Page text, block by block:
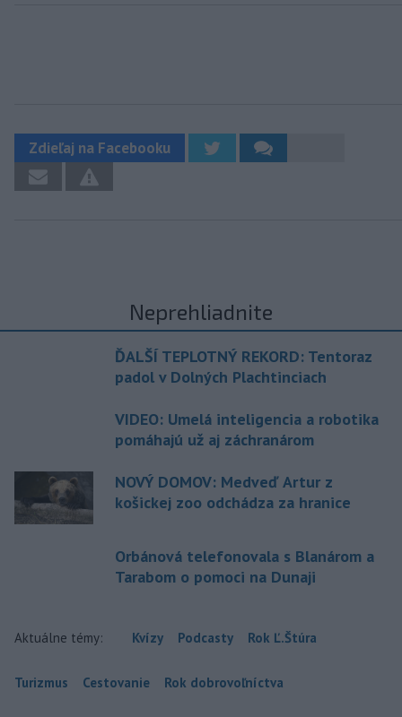
Zdieľaj na Facebooku
Neprehliadnite
ĎALŠÍ TEPLOTNÝ REKORD: Tentoraz
padol v Dolných Plachtinciach
VIDEO: Umelá inteligencia a robotika
pomáhajú už aj záchranárom
NOVÝ DOMOV: Medveď Artur z
košickej zoo odchádza za hranice
Orbánová telefonovala s Blanárom a
Tarabom o pomoci na Dunaji
Aktuálne témy: Kvízy Podcasty Rok Ľ.Štúra
Turizmus Cestovanie Rok dobrovoľníctva